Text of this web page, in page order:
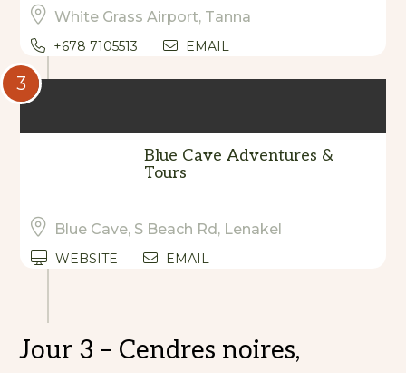
White Grass Airport, Tanna
+678 7105513 EMAIL
3
Blue Cave Adventures &
Tours
Blue Cave, S Beach Rd, Lenakel
WEBSITE EMAIL
Jour 3 – Cendres noires,